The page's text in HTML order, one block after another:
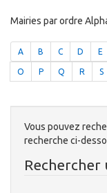
Mairies par ordre
A B C D E
O P Q R S
Vous pouvez
recherche ci-
Rechercher